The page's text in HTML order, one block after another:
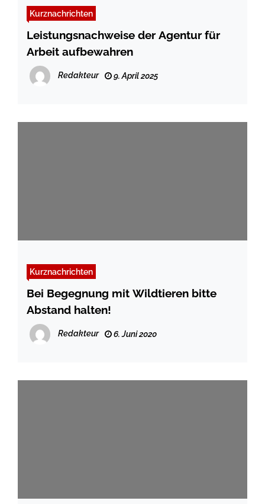
Kurznachrichten
Leistungsnachweise der Agentur für
Arbeit aufbewahren
Redakteur 9. April 2025
Kurznachrichten
Bei Begegnung mit Wildtieren bitte
Abstand halten!
Redakteur 6. Juni 2020